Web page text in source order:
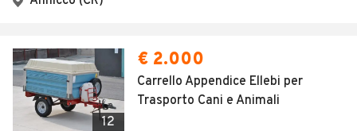
12
€ 2.000
Carrello Appendice Ellebi per
Trasporto Cani e Animali